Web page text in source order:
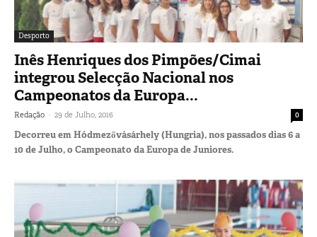
Desporto
Inês Henriques dos Pimpões/Cimai
integrou Selecção Nacional nos
Campeonatos da Europa...
Redação - 29 de Julho, 2016 0
Decorreu em Hódmezővásárhely (Hungria), nos passados dias 6 a
10 de Julho, o Campeonato da Europa de Juniores.